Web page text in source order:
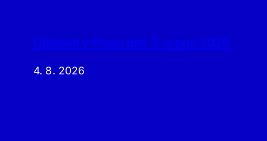
Události v Praze dne 3. srpna 2026
4. 8. 2026